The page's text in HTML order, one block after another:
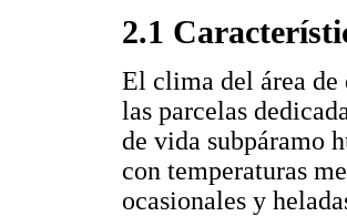
2.1
El clima del área de
las parcelas
de vida subpáramo
con temperaturas
ocasionales y